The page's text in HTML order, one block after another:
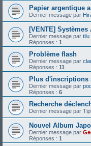
Papier argentique
Dernier message par
[VENTE]
Dernier message par tilu
Réponses : 1
Problème flash
Dernier message par
Réponses : 11
Plus d'inscriptions
Dernier message par
Réponses : 6
Recherche
Dernier message par
Nouvel Album
Dernier message par
Réponses : 1